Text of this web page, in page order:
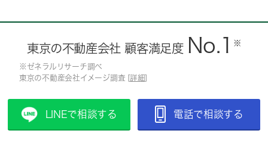
東京の不動産会社 顧客満足度 No.1 ※
※ゼネラルリサーチ調べ
東京の不動産会社イメージ調査 [ 詳細
LINEで相談する 電話で相談する